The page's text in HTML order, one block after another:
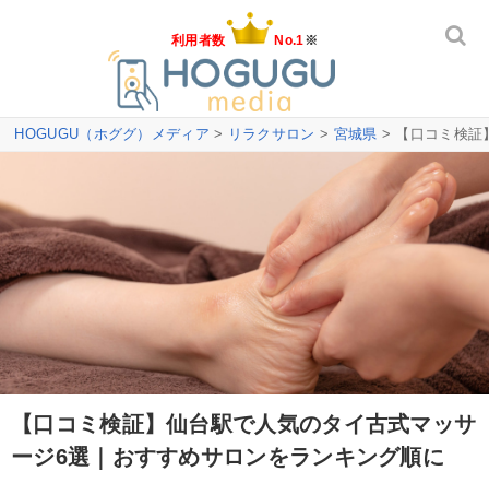
利用者数 No.1 ※
HOGUGU（ホググ）メディア > リラクサロン > 宮城県 > 【口コミ検証
【口コミ検証】仙台駅で人気のタイ古式マッサ
ージ6選｜おすすめサロンをランキング順に